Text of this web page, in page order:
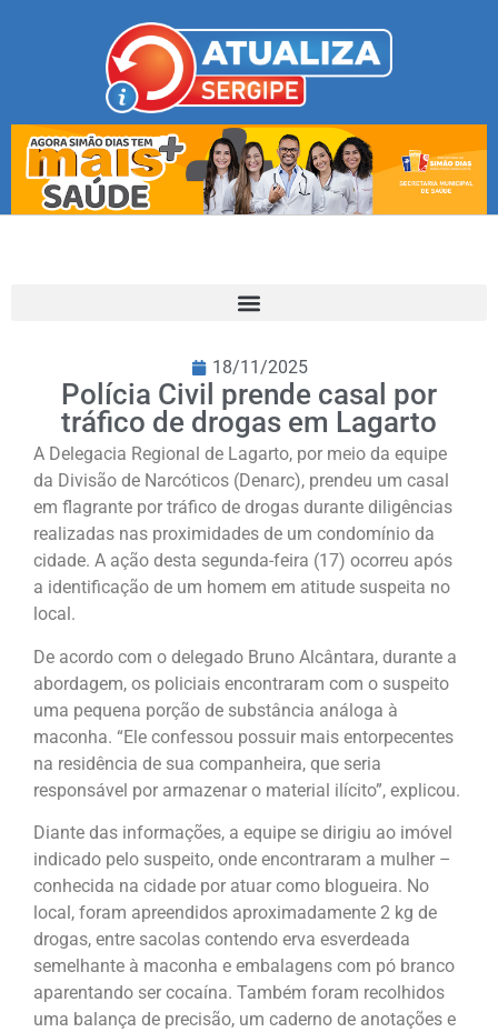
18/11/2025
Polícia Civil prende casal por
tráfico de drogas em Lagarto
A Delegacia Regional de Lagarto, por meio da equipe
da Divisão de Narcóticos (Denarc), prendeu um casal
em flagrante por tráfico de drogas durante diligências
realizadas nas proximidades de um condomínio da
cidade. A ação desta segunda-feira (17) ocorreu após
a identificação de um homem em atitude suspeita no
local.
De acordo com o delegado Bruno Alcântara, durante a
abordagem, os policiais encontraram com o suspeito
uma pequena porção de substância análoga à
maconha. “Ele confessou possuir mais entorpecentes
na residência de sua companheira, que seria
responsável por armazenar o material ilícito”, explicou.
Diante das informações, a equipe se dirigiu ao imóvel
indicado pelo suspeito, onde encontraram a mulher –
conhecida na cidade por atuar como blogueira. No
local, foram apreendidos aproximadamente 2 kg de
drogas, entre sacolas contendo erva esverdeada
semelhante à maconha e embalagens com pó branco
aparentando ser cocaína. Também foram recolhidos
uma balança de precisão, um caderno de anotações e